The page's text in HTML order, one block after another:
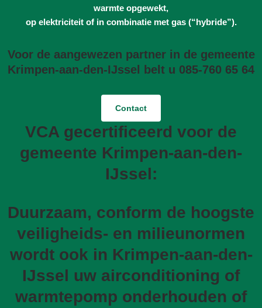
warmte opgewekt,
op elektriciteit of in combinatie met gas (“hybride”).
Voor de aangewezen partner in de gemeente
Krimpen-aan-den-IJssel belt u 085-760 65 64
Contact
VCA gecertificeerd voor de
gemeente Krimpen-aan-den-
IJssel:
Duurzaam, conform de hoogste
veiligheids- en milieunormen
wordt ook in Krimpen-aan-den-
IJssel uw airconditioning of
warmtepomp onderhouden of